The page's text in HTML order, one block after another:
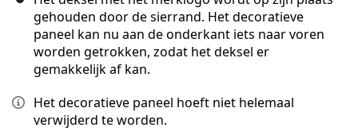
gehouden door de sierrand. Het decoratieve
paneel kan nu aan de onderkant iets naar voren
worden getrokken, zodat het deksel er
gemakkelijk af kan.
Het decoratieve paneel hoeft niet helemaal
verwijderd te worden.